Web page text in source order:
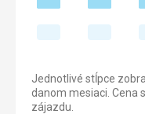
Jednotlivé stĺpce
danom mesiaci. Cena
zájazdu.